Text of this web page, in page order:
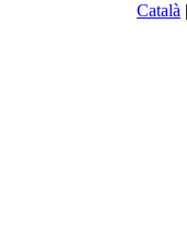
Català